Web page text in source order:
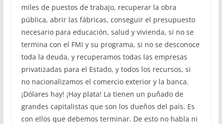
miles de puestos de trabajo, recuperar la obra
pública, abrir las fábricas, conseguir el presupuesto
necesario para educación, salud y vivienda, si no se
termina con el FMI y su programa, si no se desconoce
toda la deuda, y recuperamos todas las empresas
privatizadas para el Estado, y todos los recursos, si
no nacionalizamos el comercio exterior y la banca.
¡Dólares hay! ¡Hay plata! La tienen un puñado de
grandes capitalistas que son los dueños del país. Es
con ellos que debemos terminar. De esto no habla ni